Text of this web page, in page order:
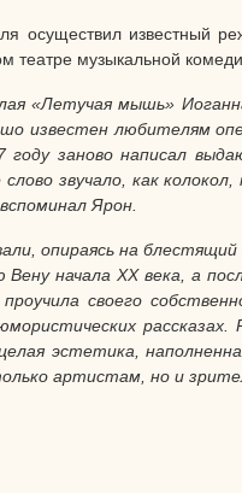
осуществил известный
театре музыкальной
«Летучая мышь»
известен любителям
заново написал
звучало, как
Ярон.
опираясь на
начала XX века, а
своего
эстетика,
артистам, но и